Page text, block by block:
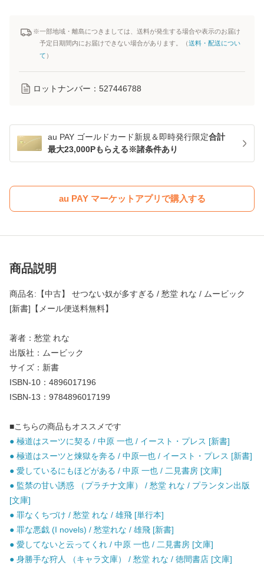
※一部地域・離島につきましては、送料が発生する場合や表示のお届け
予定日期間内にお届けできない場合があります。（送料・配送につい
て ）
ロットナンバー： 527446788
au PAY ゴールドカード新規＆即時発行限定合計
最大23,000Pもらえる※諸条件あり
au PAY マーケットアプリで購入する
商品説明
商品名:【中古】 せつない奴が多すぎる / 愁堂 れな / ムービック
[新書]【メール便送料無料】
著者：愁堂 れな
出版社：ムービック
サイズ：新書
ISBN-10：4896017196
ISBN-13：9784896017199
■こちらの商品もオススメです
● 極道はスーツに契る / 中原 一也 / イースト・プレス [新書]
● 極道はスーツと煉獄を奔る / 中原一也 / イースト・プレス [新書]
● 愛しているにもほどがある / 中原 一也 / 二見書房 [文庫]
● 監禁の甘い誘惑 （プラチナ文庫） / 愁堂 れな / プランタン出版
[文庫]
● 罪なくちづけ / 愁堂 れな / 雄飛 [単行本]
● 罪な悪戯 (I novels) / 愁堂れな / 雄飛 [新書]
● 愛してないと云ってくれ / 中原 一也 / 二見書房 [文庫]
● 身勝手な狩人 （キャラ文庫） / 愁堂 れな / 徳間書店 [文庫]